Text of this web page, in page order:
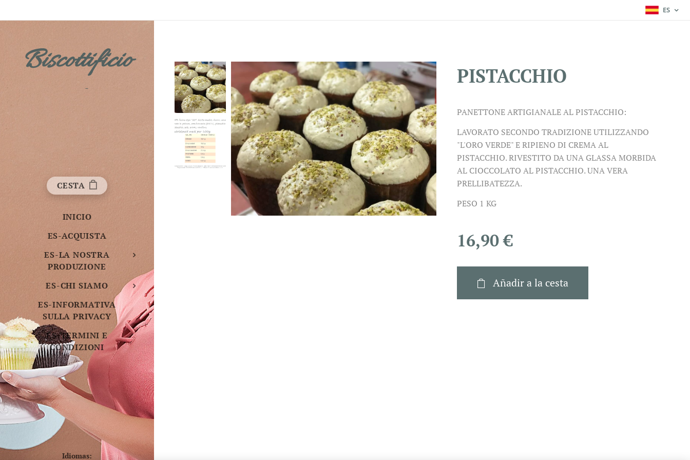
ES
Biscottificio
Fichera
CESTA
INICIO
ES-ACQUISTA
ES-LA NOSTRA
PRODUZIONE
ES-CHI SIAMO
ES-INFORMATIVA
SULLA PRIVACY
ES-TERMINI E
CONDIZIONI
PISTACCHIO
PANETTONE ARTIGIANALE AL PISTACCHIO:
LAVORATO SECONDO TRADIZIONE UTILIZZANDO
"L'ORO VERDE" E RIPIENO DI CREMA AL
PISTACCHIO. RIVESTITO DA UNA GLASSA MORBIDA
AL CIOCCOLATO AL PISTACCHIO. UNA VERA
PRELLIBATEZZA.
PESO 1 KG
16,90€
Añadir a la cesta
Idiomas